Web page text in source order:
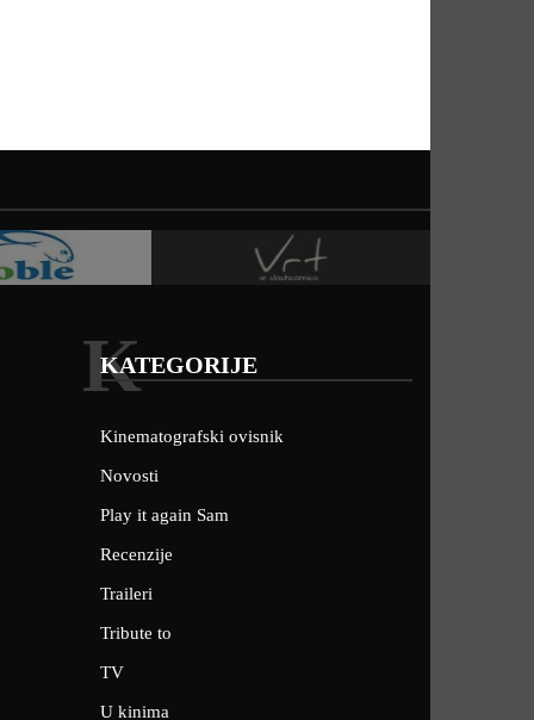
KATEGORIJE
K
Kinematografski ovisnik
Novosti
Play it again Sam
Recenzije
Traileri
Tribute to
TV
U kinima